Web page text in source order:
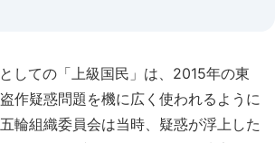
しての「上級国民」は、2015年の東
作疑惑問題を機に広く使われるように
輪組織委員会は当時、疑惑が浮上した